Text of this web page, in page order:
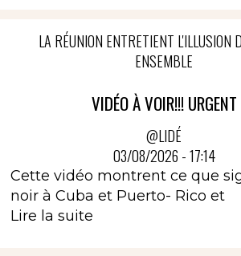
LA RÉUNION ENTRETIENT L'ILLUSION
ENSEMBLE
VIDÉO À VOIR!!! URGENT
@LIDÉ
03/08/2026 - 17:14
Cette vidéo montrent ce que
noir à Cuba et Puerto- Rico et
Lire la suite